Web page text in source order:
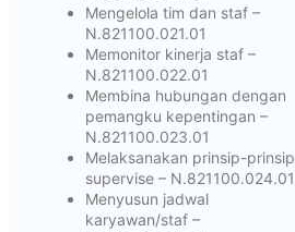
Mengelola tim dan staf –
N.821100.021.01
Memonitor kinerja staf –
N.821100.022.01
Membina hubungan dengan
pemangku kepentingan –
N.821100.023.01
Melaksanakan prinsip-prinsip
supervise – N.821100.024.01
Menyusun jadwal
karyawan/staf –